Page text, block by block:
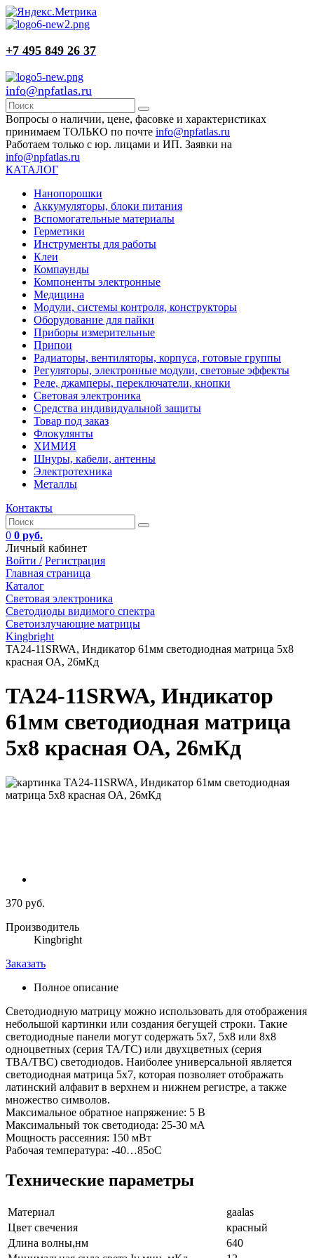
+7 495 849 26 37
info@npfatlas.ru
Вопросы о наличии, цене, фасовке и характеристиках
принимаем ТОЛЬКО по почте info@npfatlas.ru
Работаем только с юр. лицами и ИП. Заявки на
info@npfatlas.ru
КАТАЛОГ
Нанопорошки
Аккумуляторы, блоки питания
Вспомогательные материалы
Герметики
Инструменты для работы
Клеи
Компаунды
Компоненты электронные
Медицина
Модули, системы контроля, конструкторы
Оборудование для пайки
Приборы измерительные
Припои
Радиаторы, вентиляторы, корпуса, готовые группы
Регуляторы, электронные модули, световые эффекты
Реле, джамперы, переключатели, кнопки
Световая электроника
Средства индивидуальной защиты
Товар под заказ
Флокулянты
ХИМИЯ
Шнуры, кабели, антенны
Электротехника
Металлы
Контакты
0 0 руб.
Личный кабинет
Войти / Регистрация
Главная страница
Каталог
Световая электроника
Светодиоды видимого спектра
Светоизлучающие матрицы
Kingbright
TA24-11SRWA, Индикатор 61мм светодиодная матрица 5х8
красная ОА, 26мКд
TA24-11SRWA, Индикатор
61мм светодиодная матрица
5х8 красная ОА, 26мКд
370 руб.
Производитель
Kingbright
Заказать
Полное описание
Светодиодную матрицу можно использовать для отображения
небольшой картинки или создания бегущей строки. Такие
светодиодные панели могут содержать 5х7, 5х8 или 8х8
одноцветных (серия ТА/ТС) или двухцветных (серия
TBA/TBC) светодиодов. Наиболее универсальной является
светодиодная матрица 5х7, которая позволяет отображать
латинский алфавит в верхнем и нижнем регистре, а также
множество символов.
Максимальное обратное напряжение: 5 В
Максимальный ток светодиода: 25-30 мА
Мощность рассеяния: 150 мВт
Рабочая температура: -40…85оС
Технические параметры
Материал
gaalas
Цвет свечения
красный
Длина волны,нм
640